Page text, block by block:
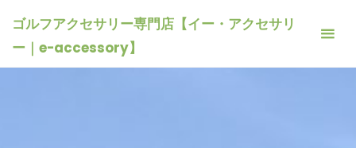
ゴルフアクセサリー専門店【イー・アクセサリ
ー｜e-accessory】